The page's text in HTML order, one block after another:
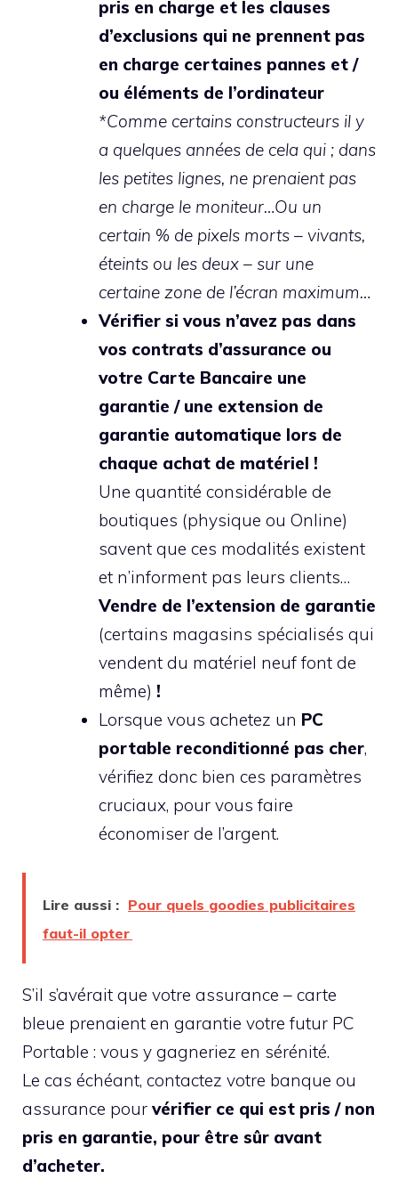
pris en charge et les clauses
d’exclusions qui ne prennent pas
en charge certaines pannes et /
ou éléments de l’ordinateur
*Comme certains constructeurs il y
a quelques années de cela qui ; dans
les petites lignes, ne prenaient pas
en charge le moniteur…Ou un
certain % de pixels morts – vivants,
éteints ou les deux – sur une
certaine zone de l’écran maximum…
Vérifier si vous n’avez pas dans
vos contrats d’assurance ou
votre Carte Bancaire une
garantie / une extension de
garantie automatique lors de
chaque achat de matériel !
Une quantité considérable de
boutiques (physique ou Online)
savent que ces modalités existent
et n’informent pas leurs clients…
Vendre de l’extension de garantie
(certains magasins spécialisés qui
vendent du matériel neuf font de
même) !
Lorsque vous achetez un PC
portable reconditionné pas cher,
vérifiez donc bien ces paramètres
cruciaux, pour vous faire
économiser de l’argent.
Lire aussi : Pour quels goodies publicitaires
faut-il opter
S’il s’avérait que votre assurance – carte
bleue prenaient en garantie votre futur PC
Portable : vous y gagneriez en sérénité.
Le cas échéant, contactez votre banque ou
assurance pour vérifier ce qui est pris / non
pris en garantie, pour être sûr avant
d’acheter.